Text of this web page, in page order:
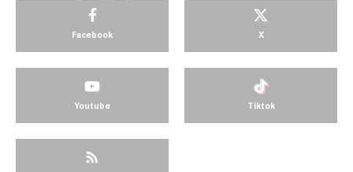
Facebook X
Youtube Tiktok